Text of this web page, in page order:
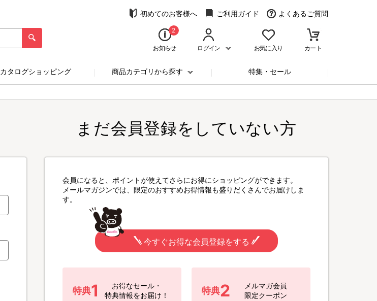
初めてのお客様へ ご利用ガイド よくあるご質問
2
お知らせ ログイン お気に入り カート
カタログショッピング 商品カテゴリから探す 特集・セール
まだ会員登録をしていない方
会員になると、ポイントが使えてさらにお得にショッピングができます。
メールマガジンでは、限定のおすすめお得情報も盛りだくさんでお届けしま
す。
今すぐお得な会員登録をする
特典1
お得なセール・
特典情報をお届け！
特典2
メルマガ会員
限定クーポン